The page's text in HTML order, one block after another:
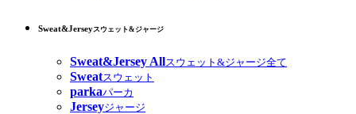
Sweat&Jerseyスウェット&ジャージ
Sweat&Jersey Allスウェット&ジャージ全て
Sweatスウェット
parkaパーカ
Jerseyジャージ